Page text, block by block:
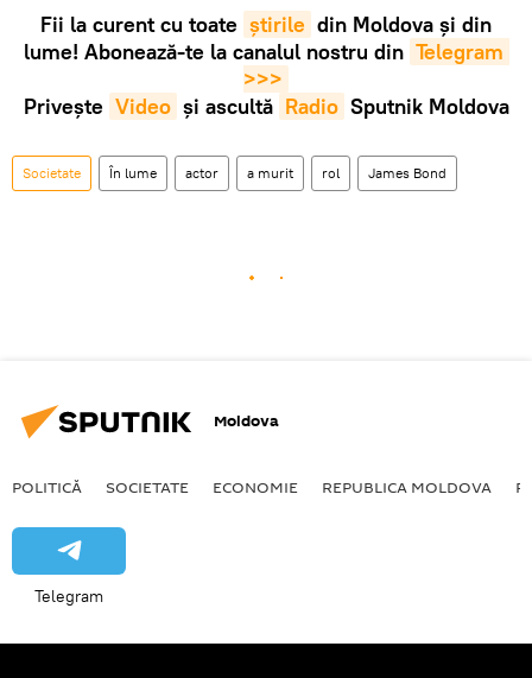
Fii la curent cu toate știrile din Moldova și din
lume! Abonează-te la canalul nostru din Telegram
>>>
Privește Video și ascultă Radio Sputnik Moldova
Societate În lume actor a murit rol James Bond
Moldova
POLITICĂ SOCIETATE ECONOMIE REPUBLICA MOLDOVA
Telegram